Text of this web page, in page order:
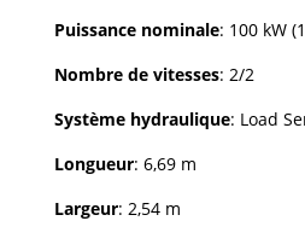
Puissance nominale: 100 kW
Nombre de vitesses: 2/2
Système hydraulique: Load
Longueur: 6,69 m
Largeur: 2,54 m